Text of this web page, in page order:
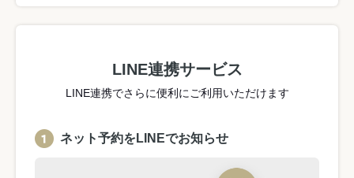
LINE連携サービス
LINE連携でさらに便利にご利用いただけます
ネット予約をLINEでお知らせ